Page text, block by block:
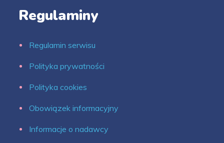
Regulaminy
Regulamin serwisu
Polityka prywatności
Polityka cookies
Obowiązek informacyjny
Informacje o nadawcy